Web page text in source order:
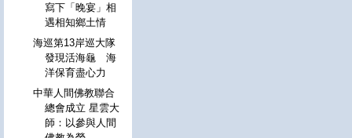
寫下「晚宴」相
遇相知鄉土情
海巡第13岸巡大隊
發現活海龜 海
洋保育盡心力
中華人間佛教聯合
總會成立 星雲大
師：以參與人間